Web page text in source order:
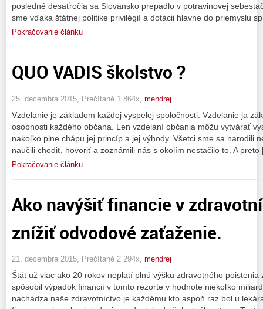
posledné desaťročia sa Slovansko prepadlo v potravinovej
sme vďaka štátnej politike privilégií a dotácii hlavne do priemyslu
Pokračovanie článku
QUO VADIS školstvo ?
25. decembra 2015, Prečítané 1 864x, mendrej
Vzdelanie je základom každej vyspelej spoločnosti. Vzdelanie ja
osobnosti každého občana. Len vzdelaní občania môžu vytvárať
nakoľko plne chápu jej princíp a jej výhody. Všetci sme sa narodili
naučili chodiť, hovoriť a zoznámili nás s okolím nestačilo to. A
Pokračovanie článku
Ako navýšiť financie v
znížiť odvodové zaťaženie.
21. decembra 2015, Prečítané 2 294x, mendrej
Štát už viac ako 20 rokov neplatí plnú výšku zdravotného
spôsobil výpadok financií v tomto rezorte v hodnote niekoľko
nachádza naše zdravotníctvo je každému kto aspoň raz bol u